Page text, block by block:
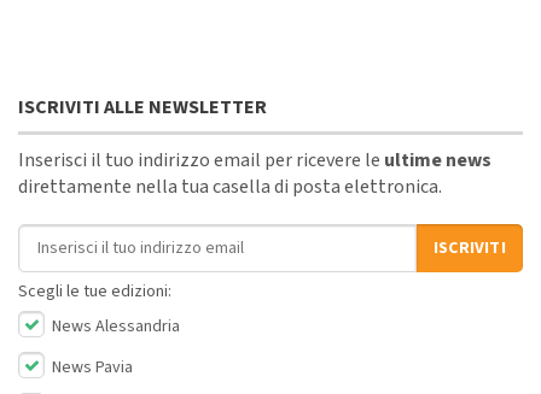
ISCRIVITI ALLE NEWSLETTER
Inserisci il tuo indirizzo email per ricevere le ultime news
direttamente nella tua casella di posta elettronica.
Indirizzo email
ISCRIVITI
Scegli le tue edizioni:
News Alessandria
News Pavia